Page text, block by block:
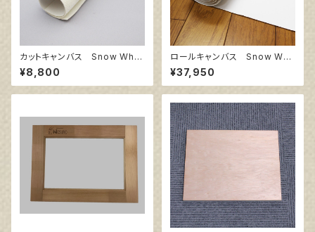
カットキャンバス Snow Whit
e SPC F100
¥8,800
ロールキャンバス Snow Whit
e SPC 206㎝巾×5m巻
¥37,950